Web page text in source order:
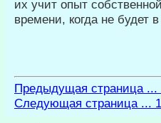
их учит опыт
времени, когда не будет
Предыдущая страница ...
Следующая страница ...